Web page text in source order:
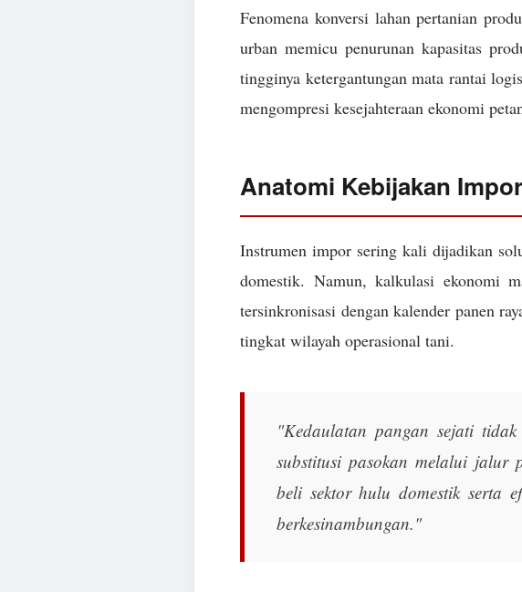
Fenomena konversi lahan pertanian
urban memicu penurunan kapasitas
tingginya ketergantungan mata rantai
mengompresi kesejahteraan ekonomi
Anatomi Kebijakan
Instrumen impor sering kali dijadikan
domestik. Namun, kalkulasi ekonomi
tersinkronisasi dengan kalender panen
tingkat wilayah operasional tani.
"Kedaulatan pangan sejati
substitusi pasokan melalui jalur
beli sektor hulu domestik serta
berkesinambungan."